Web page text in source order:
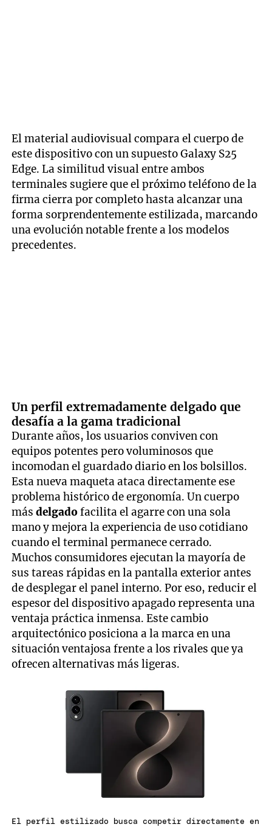
El material audiovisual compara el cuerpo de
este dispositivo con un supuesto Galaxy S25
Edge. La similitud visual entre ambos
terminales sugiere que el próximo teléfono de la
firma cierra por completo hasta alcanzar una
forma sorprendentemente estilizada, marcando
una evolución notable frente a los modelos
precedentes.
Un perfil extremadamente delgado que
desafía a la gama tradicional
Durante años, los usuarios conviven con
equipos potentes pero voluminosos que
incomodan el guardado diario en los bolsillos.
Esta nueva maqueta ataca directamente ese
problema histórico de ergonomía. Un cuerpo
másdelgadofacilita el agarre con una sola
mano y mejora la experiencia de uso cotidiano
cuando el terminal permanece cerrado.
Muchos consumidores ejecutan la mayoría de
sus tareas rápidas en la pantalla exterior antes
de desplegar el panel interno. Por eso, reducir el
espesor del dispositivo apagado representa una
ventaja práctica inmensa. Este cambio
arquitectónico posiciona a la marca en una
situación ventajosa frente a los rivales que ya
ofrecen alternativas más ligeras.
El perfil estilizado busca competir directamente en